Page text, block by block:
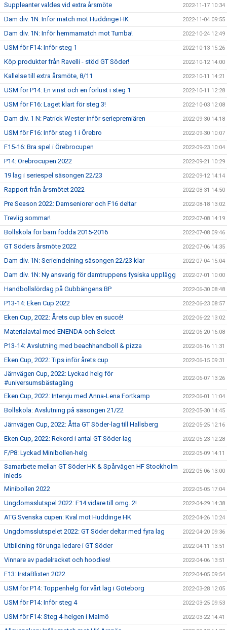
Suppleanter valdes vid extra årsmöte 2022-11-17 10:34
Dam div. 1N: Inför match mot Huddinge HK 2022-11-04 09:55
Dam div. 1N: Inför hemmamatch mot Tumba! 2022-10-24 12:49
USM för F14: Inför steg 1 2022-10-13 15:26
Köp produkter från Ravelli - stöd GT Söder! 2022-10-12 14:00
Kallelse till extra årsmöte, 8/11 2022-10-11 14:21
USM för P14: En vinst och en förlust i steg 1 2022-10-11 12:28
USM för F16: Laget klart för steg 3! 2022-10-03 12:08
Dam div. 1 N: Patrick Wester inför seriepremiären 2022-09-30 14:18
USM för F16: Inför steg 1 i Örebro 2022-09-30 10:07
F15-16: Bra spel i Örebrocupen 2022-09-23 10:04
P14: Örebrocupen 2022 2022-09-21 10:29
19 lag i seriespel säsongen 22/23 2022-09-12 14:14
Rapport från årsmötet 2022 2022-08-31 14:50
Pre Season 2022: Damseniorer och F16 deltar 2022-08-18 13:02
Trevlig sommar! 2022-07-08 14:19
Bollskola för barn födda 2015-2016 2022-07-08 09:46
GT Söders årsmöte 2022 2022-07-06 14:35
Dam div. 1N: Serieindelning säsongen 22/23 klar 2022-07-04 15:04
Dam div. 1N: Ny ansvarig för damtruppens fysiska upplägg 2022-07-01 10:00
Handbollslördag på Gubbängens BP 2022-06-30 08:48
P13-14: Eken Cup 2022 2022-06-23 08:57
Eken Cup, 2022: Årets cup blev en succé! 2022-06-22 13:02
Materialavtal med ENENDA och Select 2022-06-20 16:08
P13-14: Avslutning med beachhandboll & pizza 2022-06-16 11:31
Eken Cup, 2022: Tips inför årets cup 2022-06-15 09:31
Järnvägen Cup, 2022: Lyckad helg för
#universumsbästagäng
2022-06-07 13:26
Eken Cup, 2022: Intervju med Anna-Lena Fortkamp 2022-06-01 11:04
Bollskola: Avslutning på säsongen 21/22 2022-05-30 14:45
Järnvägen Cup, 2022: Åtta GT Söder-lag till Hallsberg 2022-05-25 12:16
Eken Cup, 2022: Rekord i antal GT Söder-lag 2022-05-23 12:28
F/P8: Lyckad Minibollen-helg 2022-05-09 14:11
Samarbete mellan GT Söder HK & Spårvägen HF Stockholm
inleds
2022-05-06 13:00
Minibollen 2022 2022-05-05 17:04
Ungdomsslutspel 2022: F14 vidare till omg. 2! 2022-04-29 14:38
ATG Svenska cupen: Kval mot Huddinge HK 2022-04-26 10:24
Ungdomsslutspelet 2022: GT Söder deltar med fyra lag 2022-04-20 09:36
Utbildning för unga ledare i GT Söder 2022-04-11 13:51
Vinnare av padelracket och hoodies! 2022-04-06 13:51
F13: IrstaBlixten 2022 2022-04-05 09:54
USM för P14: Toppenhelg för vårt lag i Göteborg 2022-03-28 12:05
USM för P14: Inför steg 4 2022-03-25 09:53
USM för F14: Steg 4-helgen i Malmö 2022-03-22 14:41